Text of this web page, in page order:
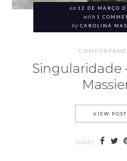
on 12 DE MARÇO
with 1
by CAROLINA
Singularidade
VIEW POST
SHARE